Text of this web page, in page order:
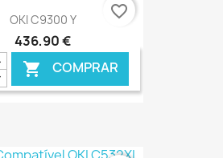
OKI C9300 Y
436,90 €
 COMPRAR
favorite_border